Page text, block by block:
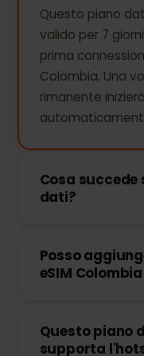
Questo piano
valido per 7
prima
Colombia. Una
rimanente
Cosa succede
dati?
connessione
ricaricare
Posso
eSIM
qualsiasi
reinstallare la
Questo piano
supporta